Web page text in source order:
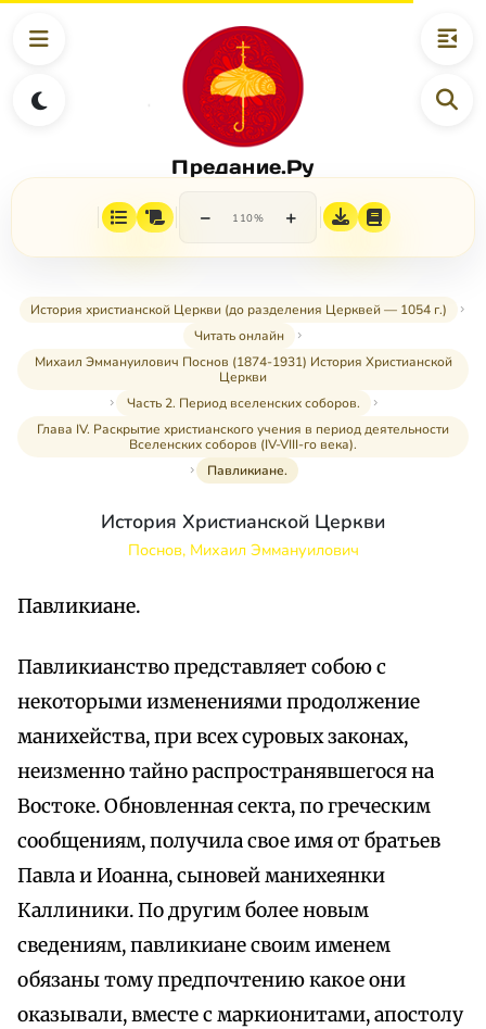
Предание.Ру
− 110% +
История христианской Церкви (до разделения Церквей — 1054 г.)
Читать онлайн
Михаил Эммануилович Поснов (1874-1931) История Христианской
Церкви
Часть 2. Период вселенских соборов.
Глава IV. Раскрытие христианского учения в период деятельности
Вселенских соборов (IV-VIII-го века).
Павликиане.
История Христианской Церкви
Поснов, Михаил Эммануилович
Павликиане.
Павликианство представляет собою с
некоторыми изменениями продолжение
манихейства, при всех суровых законах,
неизменно тайно распространявшегося на
Востоке. Обновленная секта, по греческим
сообщениям, получила свое имя от братьев
Павла и Иоанна, сыновей манихеянки
Каллиники. По другим более новым
сведениям, павликиане своим именем
обязаны тому предпочтению какое они
оказывали, вместе с маркионитами, апостолу